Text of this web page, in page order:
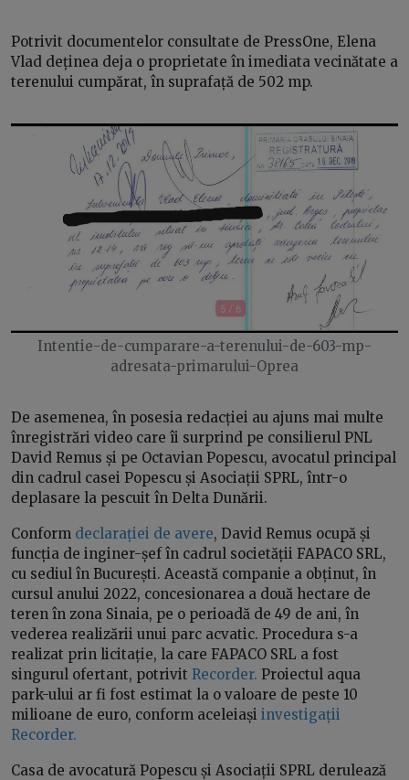
Potrivit documentelor consultate de PressOne, Elena
Vlad deținea deja o proprietate în imediata vecinătate a
terenului cumpărat, în suprafață de 502 mp.
Intentie-de-cumparare-a-terenului-de-603-mp-
adresata-primarului-Oprea
De asemenea, în posesia redacției au ajuns mai multe
înregistrări video care îi surprind pe consilierul PNL
David Remus și pe Octavian Popescu, avocatul principal
din cadrul casei Popescu și Asociații SPRL, într-o
deplasare la pescuit în Delta Dunării.
Conform declarației de avere, David Remus ocupă și
funcția de inginer-șef în cadrul societății FAPACO SRL,
cu sediul în București. Această companie a obținut, în
cursul anului 2022, concesionarea a două hectare de
teren în zona Sinaia, pe o perioadă de 49 de ani, în
vederea realizării unui parc acvatic. Procedura s-a
realizat prin licitație, la care FAPACO SRL a fost
singurul ofertant, potrivit Recorder. Proiectul aqua
park-ului ar fi fost estimat la o valoare de peste 10
milioane de euro, conform aceleiași investigații
Recorder.
Casa de avocatură Popescu și Asociații SPRL derulează